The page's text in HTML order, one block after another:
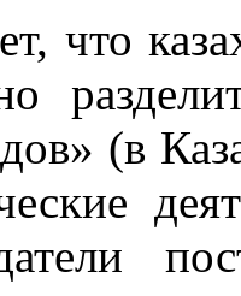
что
(в